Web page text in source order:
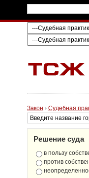
Закон Судебная
Решение суда
в пользу
против